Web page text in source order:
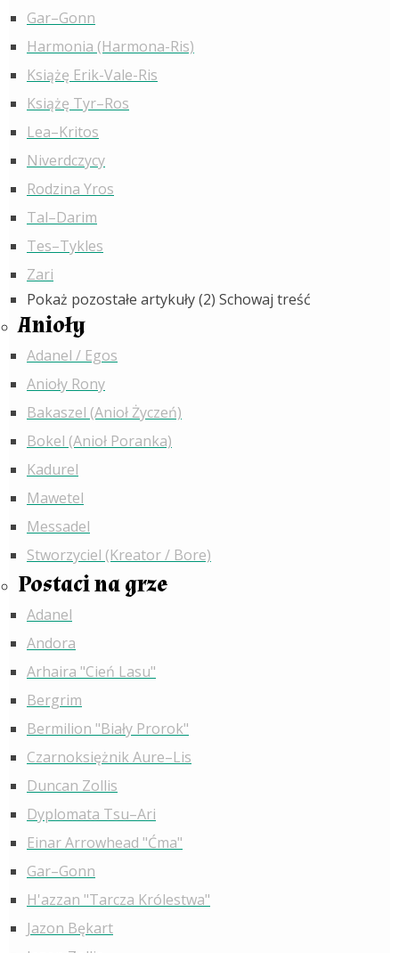
Gar–Gonn
Harmonia (Harmona-Ris)
Książę Erik-Vale-Ris
Książę Tyr–Ros
Lea–Kritos
Niverdczycy
Rodzina Yros
Tal–Darim
Tes–Tykles
Zari
Pokaż pozostałe artykuły (2) Schowaj treść
Anioły
Adanel / Egos
Anioły Rony
Bakaszel (Anioł Życzeń)
Bokel (Anioł Poranka)
Kadurel
Mawetel
Messadel
Stworzyciel (Kreator / Bore)
Postaci na grze
Adanel
Andora
Arhaira "Cień Lasu"
Bergrim
Bermilion "Biały Prorok"
Czarnoksiężnik Aure–Lis
Duncan Zollis
Dyplomata Tsu–Ari
Einar Arrowhead "Ćma"
Gar–Gonn
H'azzan "Tarcza Królestwa"
Jazon Bękart